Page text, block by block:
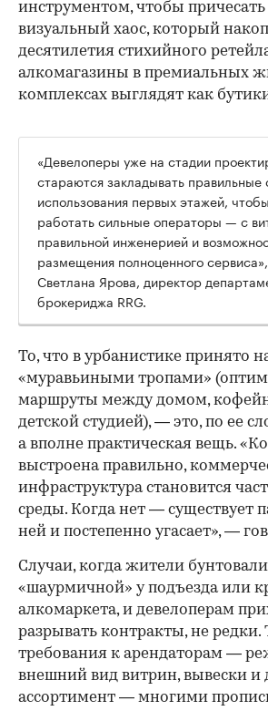
инструментом, чтобы причесать
визуальный хаос, который
десятилетия стихийного
алкомагазины в премиальных
комплексах выглядят как
00:00
«Девелоперы уже на стадии
стараются закладывать правильные
использования первых этажей,
работать сильные операторы — с
правильной инженерией и
размещения полноценного
Светлана Ярова, директор
брокериджа RRG.
То, что в урбанистике принято
«муравьиными тропами»
маршруты между домом,
детской студией), — это, по ее
а вполне практическая вещь.
выстроена правильно,
инфраструктура становится
среды. Когда нет — существует
ней и постепенно угасает», —
Случаи, когда жители
«шаурмичной» у подъезда или
алкомаркета, и девелоперам
разрывать контракты, не редки.
требования к арендаторам —
внешний вид витрин, вывески и
ассортимент — многими